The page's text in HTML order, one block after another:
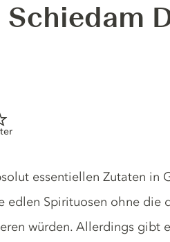
essentiellen Zutaten in
edlen Spirituosen ohne die
würden. Allerdings gibt